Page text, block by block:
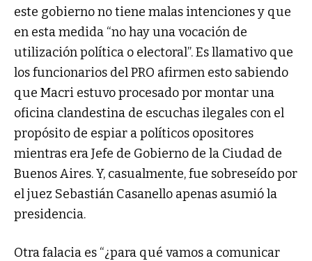
este gobierno no tiene malas intenciones y que
en esta medida “no hay una vocación de
utilización política o electoral”. Es llamativo que
los funcionarios del PRO afirmen esto sabiendo
que Macri estuvo procesado por montar una
oficina clandestina de escuchas ilegales con el
propósito de espiar a políticos opositores
mientras era Jefe de Gobierno de la Ciudad de
Buenos Aires. Y, casualmente, fue sobreseído por
el juez Sebastián Casanello apenas asumió la
presidencia.
Otra falacia es “¿para qué vamos a comunicar